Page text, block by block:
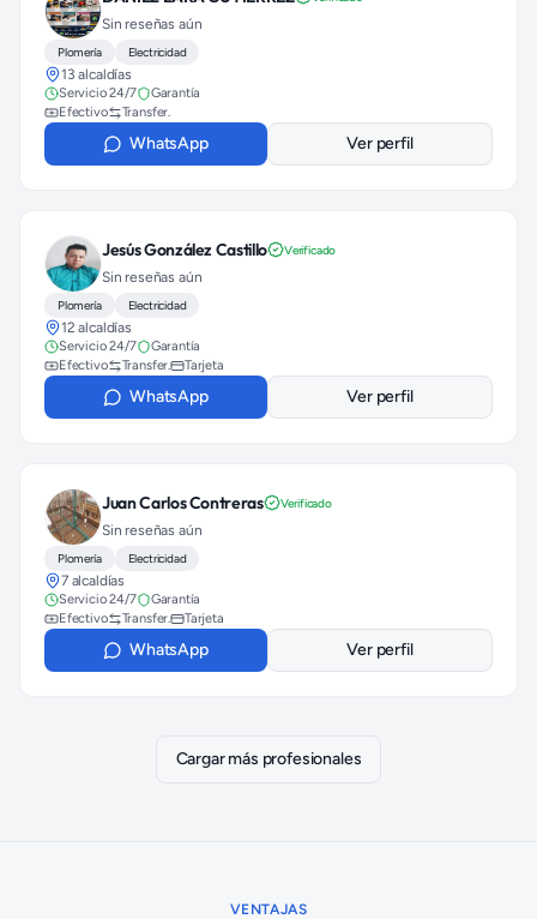
Sin reseñas aún
Plomería Electricidad
13 alcaldías
Servicio 24/7
Garantía
Efectivo
Transfer.
WhatsApp Ver perfil
Jesús González Castillo Verificado
Sin reseñas aún
Plomería Electricidad
12 alcaldías
Servicio 24/7
Garantía
Efectivo
Transfer. Tarjeta
WhatsApp Ver perfil
Juan Carlos Contreras Verificado
Sin reseñas aún
Plomería Electricidad
7 alcaldías
Servicio 24/7
Garantía
Efectivo
Transfer. Tarjeta
WhatsApp Ver perfil
Cargar más profesionales
VENTAJAS